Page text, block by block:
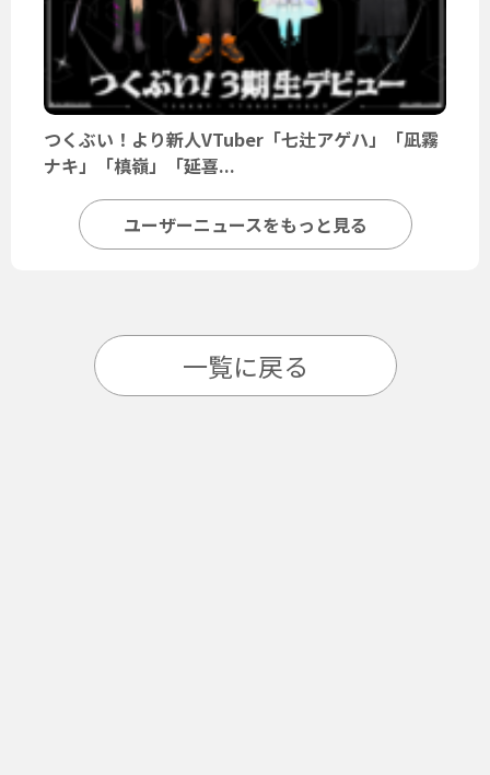
つくぶい！より新人VTuber「七辻アゲハ」「凪霧
ナキ」「槙嶺」「延喜...
ユーザーニュースをもっと見る
一覧に戻る